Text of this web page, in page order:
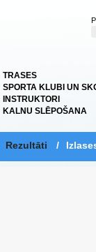
TRASES
SPORTA KLUBI UN
INSTRUKTORI
KALNU SLĒPOŠANA
Rezultāti /